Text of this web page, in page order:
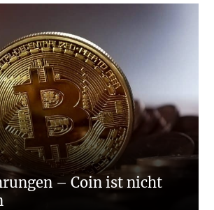
– Coin ist nicht